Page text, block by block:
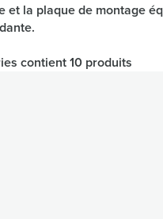
et la plaque de montage
contient 10 produits